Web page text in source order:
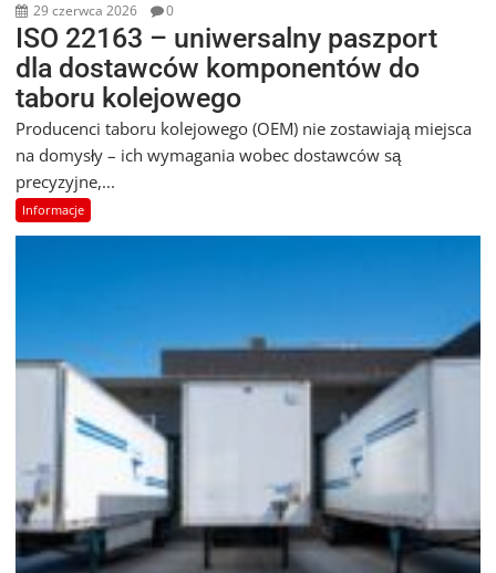
29 czerwca 2026 0
ISO 22163 – uniwersalny paszport
dla dostawców komponentów do
taboru kolejowego
Producenci taboru kolejowego (OEM) nie zostawiają miejsca
na domysły – ich wymagania wobec dostawców są
precyzyjne,...
Informacje